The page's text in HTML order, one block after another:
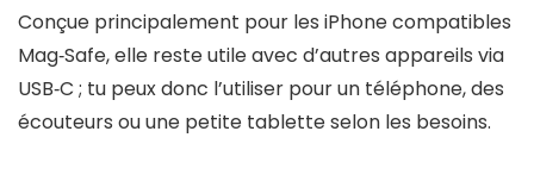
Conçue principalement pour les iPhone compatibles
Mag‑Safe, elle reste utile avec d’autres appareils via
USB‑C ; tu peux donc l’utiliser pour un téléphone, des
écouteurs ou une petite tablette selon les besoins.